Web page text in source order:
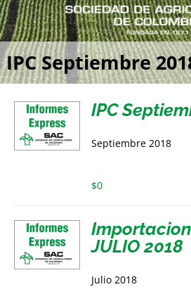
IPC Septiembre
IPC
Septiembre 2018
$0
JULIO 2018
Julio 2018